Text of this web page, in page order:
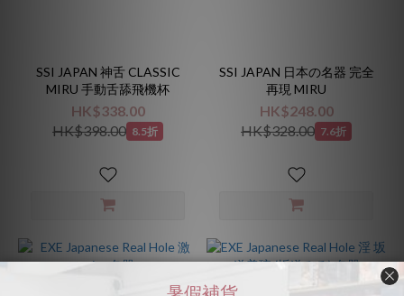
SSI JAPAN 神舌 CLASSIC
MIRU 手動舌舔飛機杯
HK$338.00
HK$398.00 8.5折
SSI JAPAN 日本の名器 完全
再現 MIRU
HK$248.00
HK$328.00 7.6折